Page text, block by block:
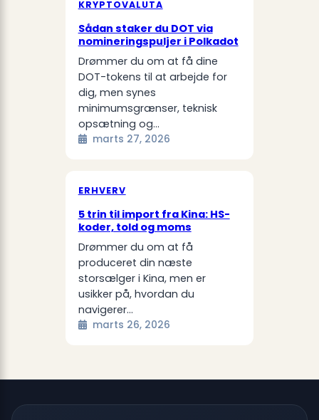
KRYPTOVALUTA
Sådan staker du DOT via
nomineringspuljer i Polkadot
Drømmer du om at få dine
DOT-tokens til at arbejde for
dig, men synes
minimumsgrænser, teknisk
opsætning og…
marts 27, 2026
ERHVERV
5 trin til import fra Kina: HS-
koder, told og moms
Drømmer du om at få
produceret din næste
storsælger i Kina, men er
usikker på, hvordan du
navigerer…
marts 26, 2026